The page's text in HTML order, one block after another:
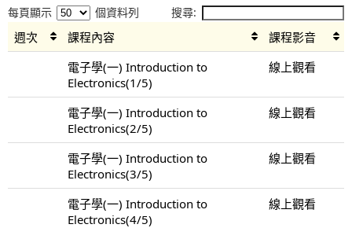
每頁顯示 個資料列 搜尋:
週次 課程內容
課程影音
電子學(一) Introduction to
Electronics(1/5)
線上觀看
電子學(一) Introduction to
Electronics(2/5)
線上觀看
電子學(一) Introduction to
Electronics(3/5)
線上觀看
電子學(一) Introduction to
Electronics(4/5)
線上觀看